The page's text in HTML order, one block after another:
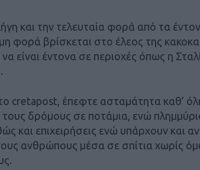
και την τελευταία φορά από τα
φορά βρίσκεται στο έλεος της
είναι έντονα σε περιοχές όπως η
cretapost, έπεφτε ασταμάτητα καθ’
δρόμους σε ποτάμια, ενώ
και επιχειρήσεις ενώ υπάρχουν και
ανθρώπους μέσα σε σπίτια χωρίς